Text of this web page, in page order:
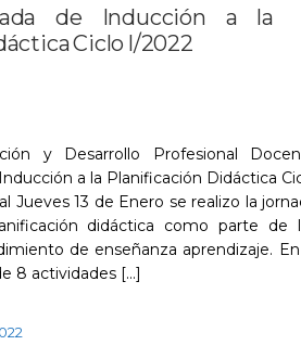
de Inducción a la
Ciclo I/2022
y Desarrollo Profesional
a la Planificación Didáctica
Jueves 13 de Enero se realizo la
didáctica como parte de
de enseñanza aprendizaje.
8 actividades [...]